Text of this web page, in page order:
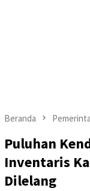
Beranda
Puluhan
Inventaris
Dilelang